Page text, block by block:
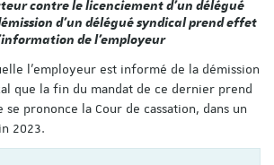
contre le licenciement d’un délégué
d’un délégué syndical prend effet
de l’employeur
l’employeur est informé de la démission
que la fin du mandat de ce dernier prend
se prononce la Cour de cassation, dans un
2023.